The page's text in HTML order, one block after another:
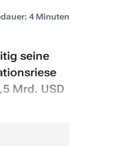
4 Minuten
seine
Mrd. USD